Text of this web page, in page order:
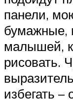
панели,
бумажные,
малышей,
рисовать.
избегать –